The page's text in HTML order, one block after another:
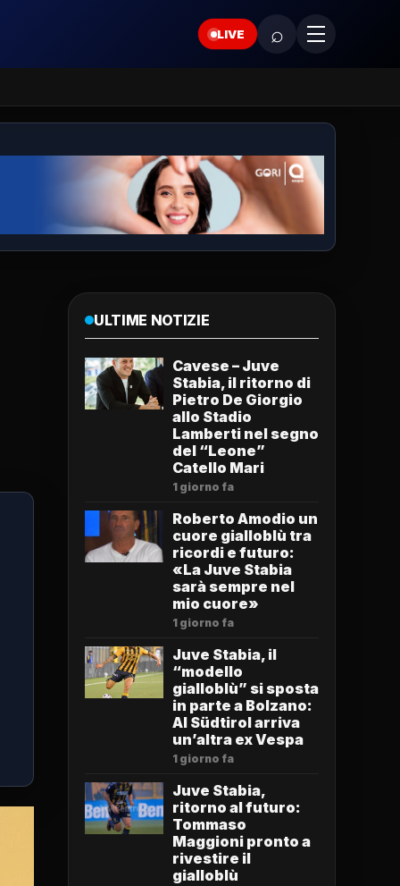
LIVE ⌕
ULTIME NOTIZIE
Cavese – Juve
Stabia, il ritorno di
Pietro De Giorgio
allo Stadio
Lamberti nel segno
del “Leone”
Catello Mari
1 giorno fa
Roberto Amodio un
cuore gialloblù tra
ricordi e futuro:
«La Juve Stabia
sarà sempre nel
mio cuore»
1 giorno fa
Juve Stabia, il
“modello
gialloblù” si sposta
in parte a Bolzano:
Al Südtirol arriva
un’altra ex Vespa
1 giorno fa
Juve Stabia,
ritorno al futuro:
Tommaso
Maggioni pronto a
rivestire il
gialloblù